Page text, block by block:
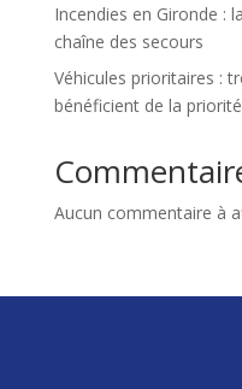
Incendies en Gironde :
chaîne des secours
Véhicules prioritaires :
bénéficient de la
Aucun commentaire à